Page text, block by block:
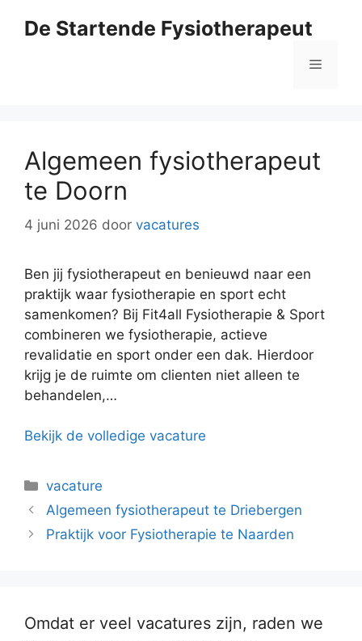
De Startende Fysiotherapeut
Menu
Algemeen fysiotherapeut
te Doorn
4 juni 2026 door vacatures
Ben jij fysiotherapeut en benieuwd naar een
praktijk waar fysiotherapie en sport echt
samenkomen? Bij Fit4all Fysiotherapie & Sport
combineren we fysiotherapie, actieve
revalidatie en sport onder een dak. Hierdoor
krijg je de ruimte om clienten niet alleen te
behandelen,…
Bekijk de volledige vacature
Categorieën
vacature
Algemeen fysiotherapeut te Driebergen
Praktijk voor Fysiotherapie te Naarden
Omdat er veel vacatures zijn, raden we